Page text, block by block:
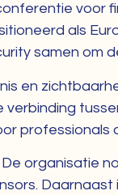
voor
als
samen om
en
professionals
organisatie